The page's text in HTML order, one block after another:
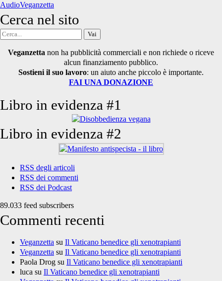
AudioVeganzetta
Cerca nel sito
Cerca
Veganzetta non ha pubblicità commerciali e non richiede o riceve
alcun finanziamento pubblico.
Sostieni il suo lavoro: un aiuto anche piccolo è importante.
FAI UNA DONAZIONE
Libro in evidenza #1
Libro in evidenza #2
RSS degli articoli
RSS dei commenti
RSS dei Podcast
89.033 feed subscribers
Commenti recenti
Veganzetta su Il Vaticano benedice gli xenotrapianti
Veganzetta su Il Vaticano benedice gli xenotrapianti
Paola Drog su Il Vaticano benedice gli xenotrapianti
luca su Il Vaticano benedice gli xenotrapianti